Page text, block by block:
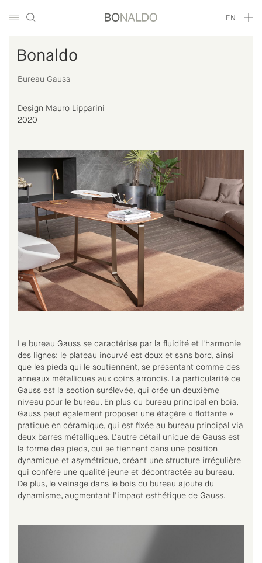
EN
Bonaldo
Bureau Gauss
Design Mauro Lipparini
2020
Le bureau Gauss se caractérise par la fluidité et l'harmonie
des lignes: le plateau incurvé est doux et sans bord, ainsi
que les pieds qui le soutiennent, se présentant comme des
anneaux métalliques aux coins arrondis. La particularité de
Gauss est la section surélevée, qui crée un deuxième
niveau pour le bureau. En plus du bureau principal en bois,
Gauss peut également proposer une étagère « flottante »
pratique en céramique, qui est fixée au bureau principal via
deux barres métalliques. L'autre détail unique de Gauss est
la forme des pieds, qui se tiennent dans une position
dynamique et asymétrique, créant une structure irrégulière
qui confère une qualité jeune et décontractée au bureau.
De plus, le veinage dans le bois du bureau ajoute du
dynamisme, augmentant l'impact esthétique de Gauss.